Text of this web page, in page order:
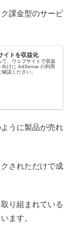
課金型のサービ
イトを収益化
、ウェブサイトで収益
向けに AdSense の利用
認ください。
うに製品が売れ
されただけで成
り組まれている
ます。